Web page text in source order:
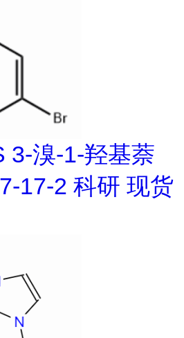
3-溴-1-羟基萘
17-2 科研 现货